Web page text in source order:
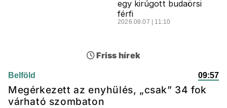
egy kirúgott budaörsi
férfi
2026.08.07 | 11:10
Friss hírek
Belföld 09:57
Megérkezett az enyhülés, „csak” 34 fok
várható szombaton